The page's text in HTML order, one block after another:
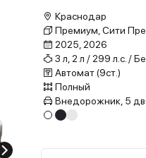
Краснодар
Премиум, Сити
2025, 2026
3 л, 2 л / 299 л.с. /
Автомат (9ст.)
Полный
Внедорожник, 5